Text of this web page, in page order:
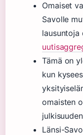
Omaiset
Savolle
lausuntoja
Tämä on
kun
omaisten
Länsi-